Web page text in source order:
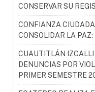
CONSERVAR SU
CONFIANZA
CONSOLIDAR LA
CUAUTITLÁN IZCALLI
DENUNCIAS POR
PRIMER SEMESTRE